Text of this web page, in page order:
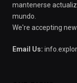
mantenerse
mundo.
We're accepting
Email Us: